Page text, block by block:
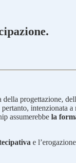
della progettazione,
intenzionata a
assumerebbe la
e